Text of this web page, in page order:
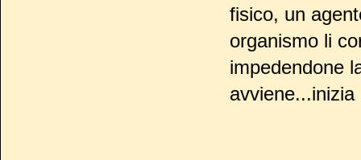
fisico, un
organismo li
impedendone
avviene...inizia